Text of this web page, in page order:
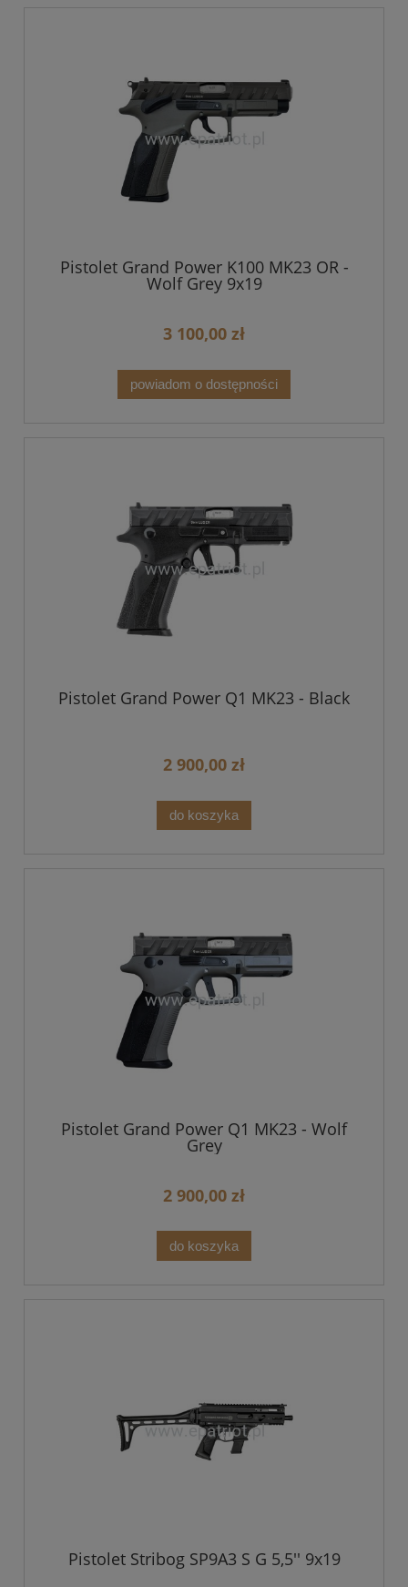
Pistolet Grand Power K100 MK23 OR -
Wolf Grey 9x19
3 100,00 zł
powiadom o dostępności
Pistolet Grand Power Q1 MK23 - Black
2 900,00 zł
do koszyka
Pistolet Grand Power Q1 MK23 - Wolf
Grey
2 900,00 zł
do koszyka
Pistolet Stribog SP9A3 S G 5,5'' 9x19